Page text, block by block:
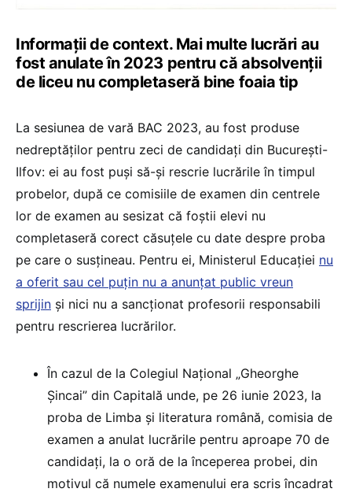
Informații de context. Mai multe lucrări au
fost anulate în 2023 pentru că absolvenții
de liceu nu completaseră bine foaia tip
La sesiunea de vară BAC 2023, au fost produse
nedreptăților pentru zeci de candidați din București-
Ilfov: ei au fost puși să-și rescrie lucrările în timpul
probelor, după ce comisiile de examen din centrele
lor de examen au sesizat că foștii elevi nu
completaseră corect căsuțele cu date despre proba
pe care o susțineau. Pentru ei, Ministerul Educației nu
a oferit sau cel puțin nu a anunțat public vreun
sprijin și nici nu a sancționat profesorii responsabili
pentru rescrierea lucrărilor.
În cazul de la Colegiul Național „Gheorghe
Șincai” din Capitală unde, pe 26 iunie 2023, la
proba de Limba și literatura română, comisia de
examen a anulat lucrările pentru aproape 70 de
candidați, la o oră de la începerea probei, din
motivul că numele examenului era scris încadrat